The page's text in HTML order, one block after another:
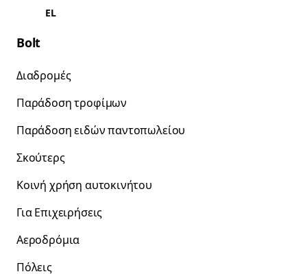
EL
Bolt
Διαδρομές
Παράδοση τροφίμων
Παράδοση ειδών παντοπωλείου
Σκούτερς
Κοινή χρήση αυτοκινήτου
Για Επιχειρήσεις
Αεροδρόμια
Πόλεις